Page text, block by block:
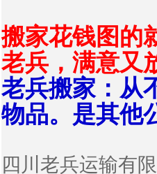
搬家花钱图的
老兵，满意又
老兵搬家：从
物品。是其他
四川老兵运输有